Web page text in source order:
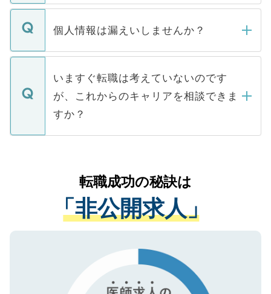
ません。
■応募殺到を避けるため 人気のある医療機
関を公にしてしまうと、応募が殺到する場
に、医療機関が求める条件に合った人材の
みを人材紹介会社に依頼するケースが増え
ています。
転職・入職を強要することは一切ありませ
ん。また、仮に応募先から内定をいただい
定を承諾する必要はありません。内定先へ
の辞退の連絡はキャリアパートナーが行い
個人情報は漏えいしませんか？
個人情報が漏えいすることはありませんの
で、ご安心ください。当サイトからの登録
などで収集したご登録者様の個人情報は、
ご本人のキャリアアップおよび転職活動の
支援を目的に使用いたします。お預かりし
ているすべての個人データはご本人の許可
は、個人情報の取り扱いについての厳密な
管理基準を満たした事業者のみに付与され
る、プライバシーマークを取得済みです。
で、機密保持に関してもご安心ください。
いますぐ転職は考えていないのです
が、これからのキャリアを相談できま
すか？
かがいして、現在の医療機関の状況や紹介
経験をまじえながら、適切なアドバイスを
させていただきます。すぐにご転職をされ
ない方には、長期的なサポートが可能です
ので、まずはご登録ください。
転職成功の秘訣は
「非公開求人」